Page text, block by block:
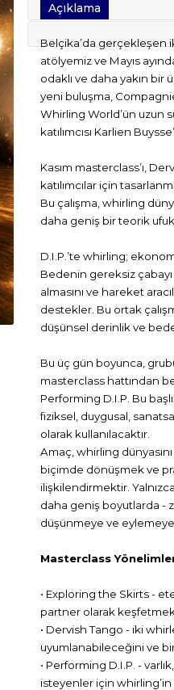
Açıklama
Belçika’da gerçekleşen
atölyemiz ve Mayıs
odaklı ve daha yakın
yeni buluşma,
Whirling World’ün uzun
katılımcısı Karlien
Kasım masterclass’ı,
katılımcılar için
Bu çalışma, whirling
daha geniş bir teorik
D.I.P.’te whirling;
Bedenin gereksiz
almasını ve hareket
destekler. Bu ortak
düşünsel derinlik ve
Bu üç gün boyunca,
masterclass hattından
Performing D.I.P. Bu
fiziksel, duygusal,
olarak kullanılacaktır.
Amaç, whirling
biçimde dönüşmek ve
ilişkilendirmektir.
daha geniş boyutlarda -
düşünmeye ve eylemeye
Masterclass
• Exploring the Skirts -
partner olarak keşfetmek.
• Dervish Tango - iki
uyumlanabileceğini ve
• Performing D.I.P. -
isteyenler için